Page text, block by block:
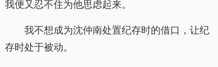
我便又忍不住为他思虑起来。
我不想成为沈仲南处置纪存时的借口，让纪
存时处于被动。